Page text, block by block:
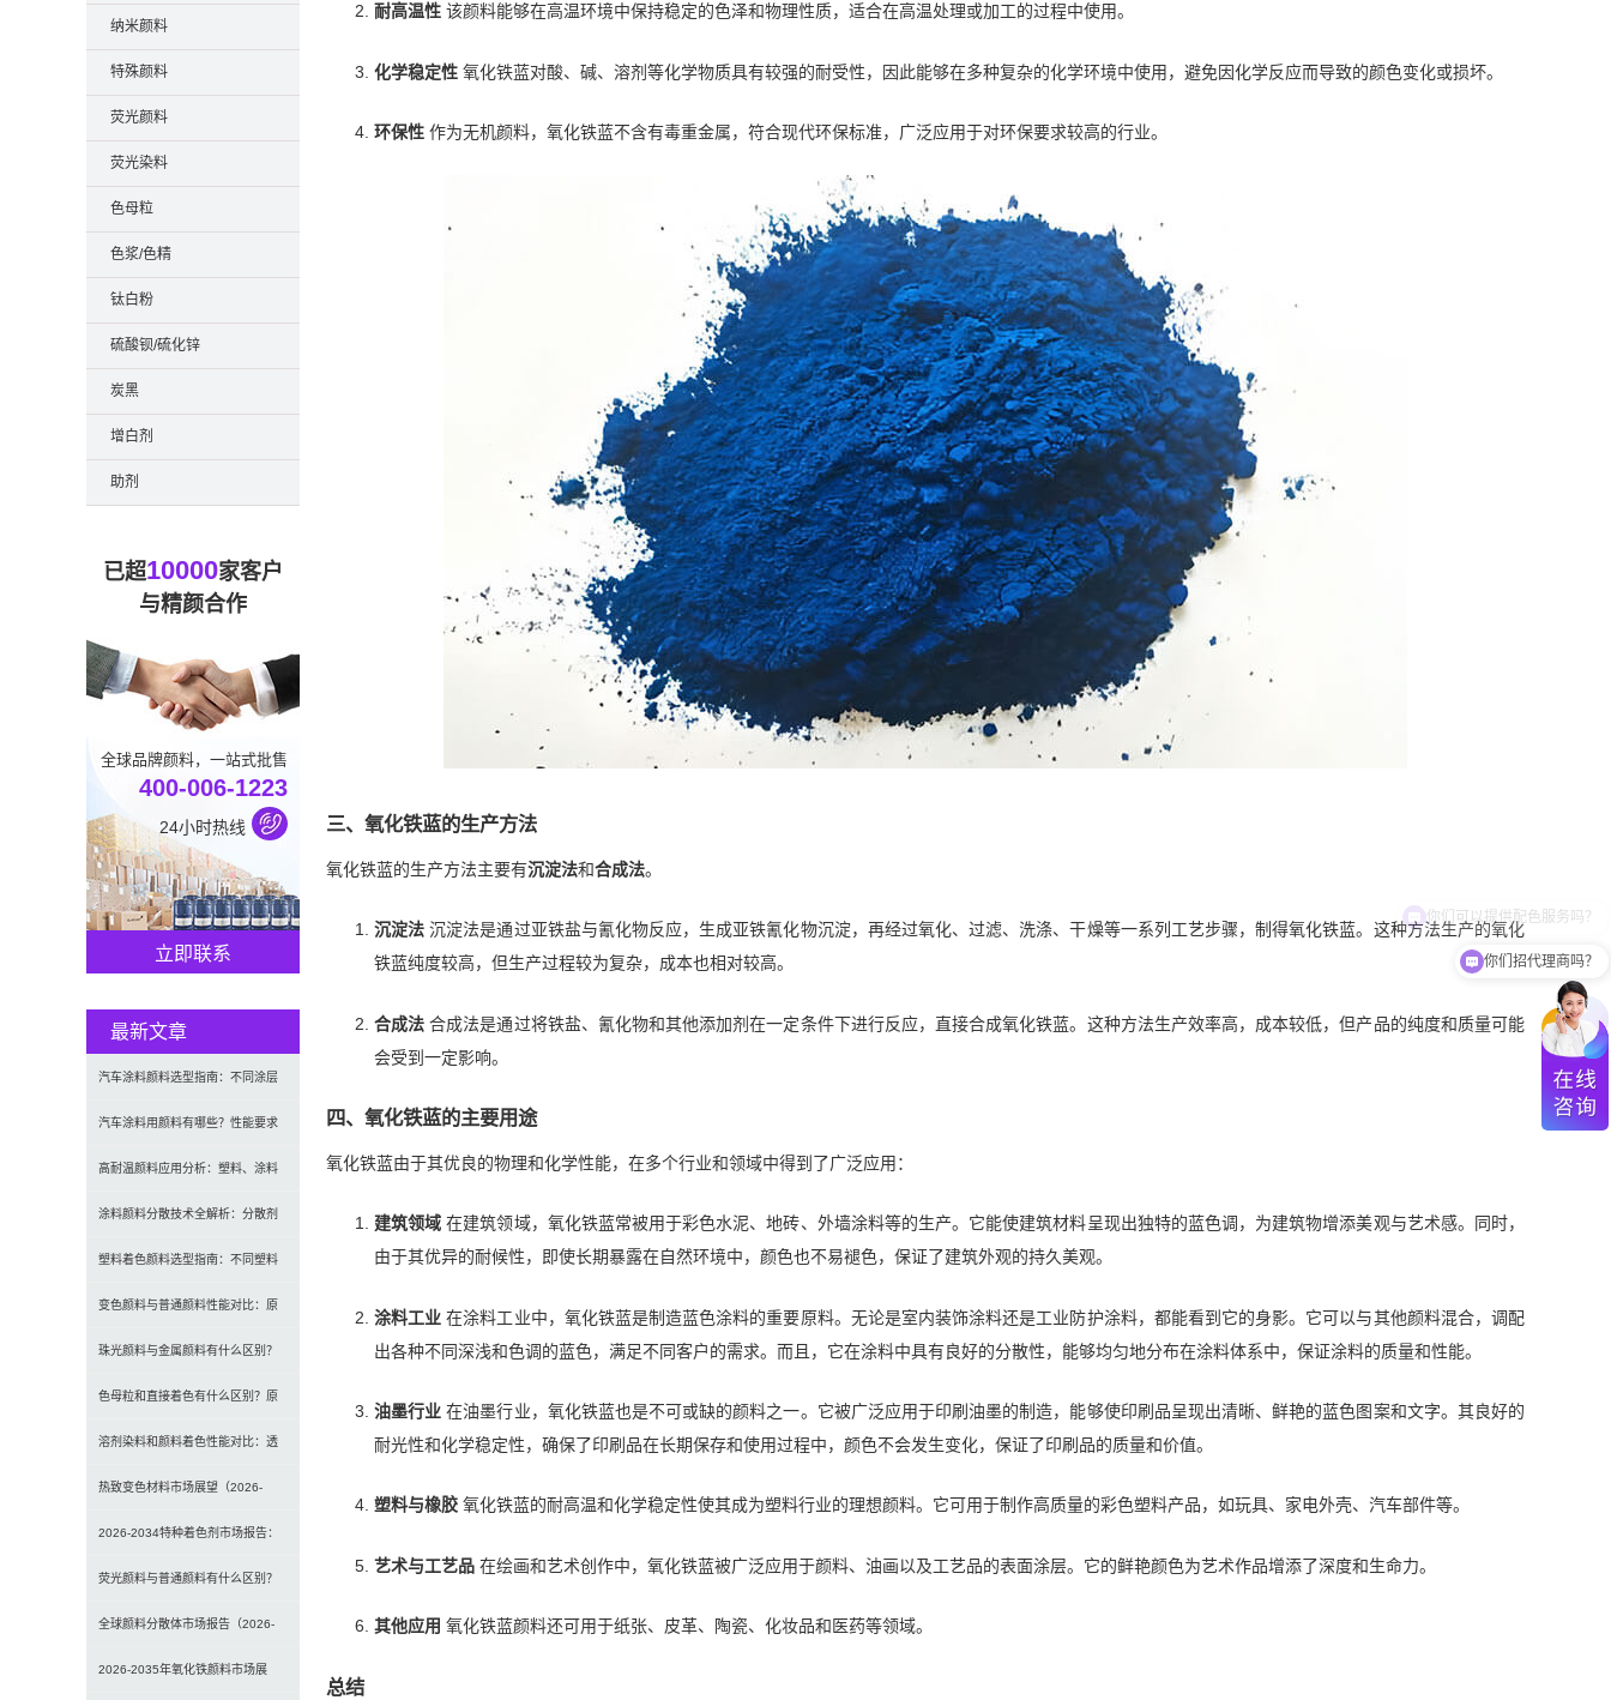
耐高温性 该颜料能够在高温环境中保持稳定的色泽和物理性质，适合在高温处理或加工的过程中使用。
化学稳定性 氧化铁蓝对酸、碱、溶剂等化学物质具有较强的耐受性，因此能够在多种复杂的化学环境中使用，避免因化学反应而导致的颜色变化或损坏。
环保性 作为无机颜料，氧化铁蓝不含有毒重金属，符合现代环保标准，广泛应用于对环保要求较高的行业。
三、氧化铁蓝的生产方法
氧化铁蓝的生产方法主要有沉淀法和合成法。
沉淀法 沉淀法是通过亚铁盐与氰化物反应，生成亚铁氰化物沉淀，再经过氧化、过滤、洗涤、干燥等一系列工艺步骤，制得氧化铁蓝。这种方法生产的氧化
铁蓝纯度较高，但生产过程较为复杂，成本也相对较高。
合成法 合成法是通过将铁盐、氰化物和其他添加剂在一定条件下进行反应，直接合成氧化铁蓝。这种方法生产效率高，成本较低，但产品的纯度和质量可能
会受到一定影响。
四、氧化铁蓝的主要用途
氧化铁蓝由于其优良的物理和化学性能，在多个行业和领域中得到了广泛应用：
建筑领域 在建筑领域，氧化铁蓝常被用于彩色水泥、地砖、外墙涂料等的生产。它能使建筑材料呈现出独特的蓝色调，为建筑物增添美观与艺术感。同时，
由于其优异的耐候性，即使长期暴露在自然环境中，颜色也不易褪色，保证了建筑外观的持久美观。
涂料工业 在涂料工业中，氧化铁蓝是制造蓝色涂料的重要原料。无论是室内装饰涂料还是工业防护涂料，都能看到它的身影。它可以与其他颜料混合，调配
出各种不同深浅和色调的蓝色，满足不同客户的需求。而且，它在涂料中具有良好的分散性，能够均匀地分布在涂料体系中，保证涂料的质量和性能。
油墨行业 在油墨行业，氧化铁蓝也是不可或缺的颜料之一。它被广泛应用于印刷油墨的制造，能够使印刷品呈现出清晰、鲜艳的蓝色图案和文字。其良好的
耐光性和化学稳定性，确保了印刷品在长期保存和使用过程中，颜色不会发生变化，保证了印刷品的质量和价值。
塑料与橡胶 氧化铁蓝的耐高温和化学稳定性使其成为塑料行业的理想颜料。它可用于制作高质量的彩色塑料产品，如玩具、家电外壳、汽车部件等。
艺术与工艺品 在绘画和艺术创作中，氧化铁蓝被广泛应用于颜料、油画以及工艺品的表面涂层。它的鲜艳颜色为艺术作品增添了深度和生命力。
其他应用 氧化铁蓝颜料还可用于纸张、皮革、陶瓷、化妆品和医药等领域。
总结
纳米颜料
特殊颜料
荧光颜料
荧光染料
色母粒
色浆/色精
钛白粉
硫酸钡/硫化锌
炭黑
增白剂
助剂
已超10000家客户
与精颜合作
全球品牌颜料，一站式批售
400-006-1223
24小时热线
立即联系
最新文章
汽车涂料颜料选型指南：不同涂层
应用要求、OEM与修补漆用颜料区
别及常见问题
汽车涂料用颜料有哪些？性能要求
及常用颜料类型介绍
高耐温颜料应用分析：塑料、涂料
及工程材料的选型原则与行业实践
涂料颜料分散技术全解析：分散剂
选型、研磨工艺及常见问题解决
塑料着色颜料选型指南：不同塑料
材料如何选择合适颜料？
变色颜料与普通颜料性能对比：原
理、特点及应用差异解析
珠光颜料与金属颜料有什么区别？
原理、效果与应用对比
色母粒和直接着色有什么区别？原
理、性能与应用全面对比
溶剂染料和颜料着色性能对比：透
明性、耐候性与应用选择全解析
热致变色材料市场展望（2026-
2034）：2034年将达336亿美元，
亚太份额超四成
2026-2034特种着色剂市场报告：
规模、份额、趋势及预测
荧光颜料与普通颜料有什么区别？
发光原理、性能对比及应用解析
全球颜料分散体市场报告（2026-
2033）：无机颜料主导，涂料为最
2026-2035年氧化铁颜料市场展
你们招代理商吗？